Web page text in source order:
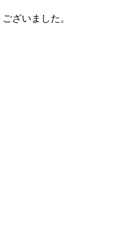
ざいました。